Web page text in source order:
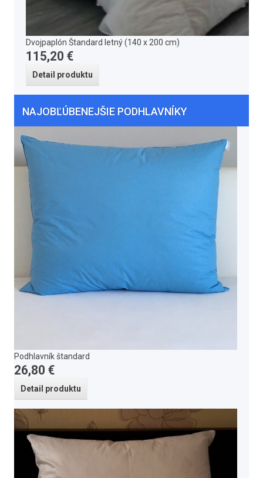
Dvojpaplón Štandard letný (140 x 200 cm)
115,20 €
Detail produktu
NAJOBĽÚBENEJŠIE PODHLAVNÍKY
Podhlavník štandard
26,80 €
Detail produktu